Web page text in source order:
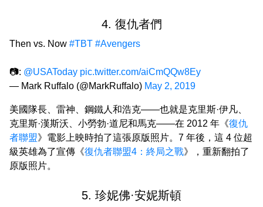
4. 復仇者們
Then vs. Now #TBT #Avengers
📷: @USAToday pic.twitter.com/aiCmQQw8Ey
— Mark Ruffalo (@MarkRuffalo) May 2, 2019
美國隊長、雷神、鋼鐵人和浩克——也就是克里斯·伊凡、
克里斯·漢斯沃、小勞勃·道尼和馬克——在 2012 年《復仇
者聯盟》電影上映時拍了這張原版照片。7 年後，這 4 位超
級英雄為了宣傳《復仇者聯盟4：終局之戰》，重新翻拍了
原版照片。
5. 珍妮佛·安妮斯頓